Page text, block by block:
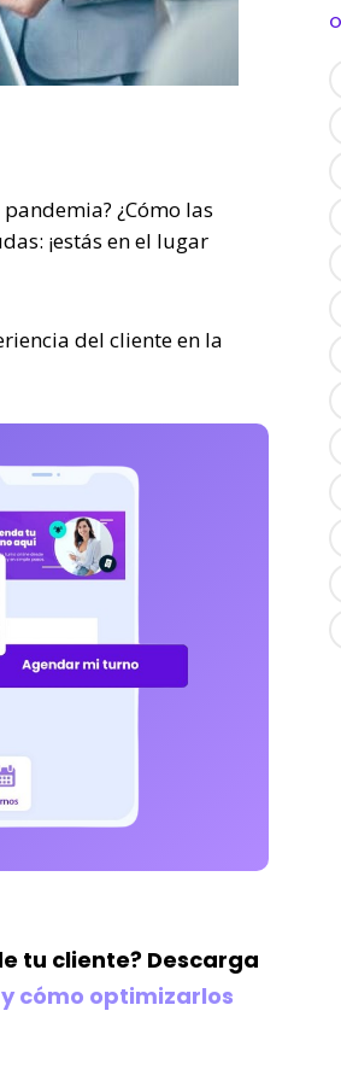
¿Cómo las
¡estás en el lugar
del cliente en la
tu cliente? Descarga
cómo optimizarlos